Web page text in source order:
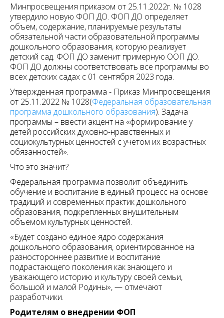
Минпросвещения приказом от 25.11.2022г. № 1028
утвердило новую ФОП ДО. ФОП ДО определяет
объем, содержание, планируемые результаты
обязательной части образовательной программы
дошкольного образования, которую реализует
детский сад. ФОП ДО заменит примерную ООП ДО.
ФОП ДО должны соответствовать все программы во
всех детских садах с 01 сентября 2023 года.
Утвержденная программа - Приказ Минпросвещения
от 25.11.2022 № 1028(Федеральная образовательная
программа дошкольного образования). Задача
программы – ввести акцент на «формирование у
детей российских духовно-нравственных и
социокультурных ценностей с учетом их возрастных
обязанностей».
Что это значит?
Федеральная программа позволит объединить
обучение и воспитание в единый процесс на основе
традиций и современных практик дошкольного
образования, подкрепленных внушительным
объемом культурных ценностей.
«Будет создано единое ядро содержания
дошкольного образования, ориентированное на
разностороннее развитие и воспитание
подрастающего поколения как знающего и
уважающего историю и культуру своей семьи,
большой и малой Родины», — отмечают
разработчики.
Родителям о внедрении ФОП